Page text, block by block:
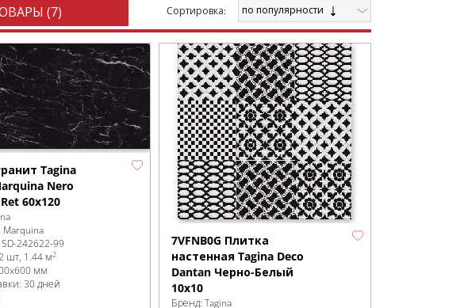
(7) Cортировка: по популярности
Tagina
Nero
60x120
Marquina
SD-242622-99
шт, 1.44 м2
мм
30 дней
7VFNB0G Плитка
настенная Tagina Deco
Dantan Черно-Белый
10x10
Бренд: Tagina